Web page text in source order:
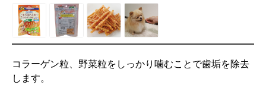
コラーゲン粒、野菜粒をしっかり噛むことで歯垢を除去
します。